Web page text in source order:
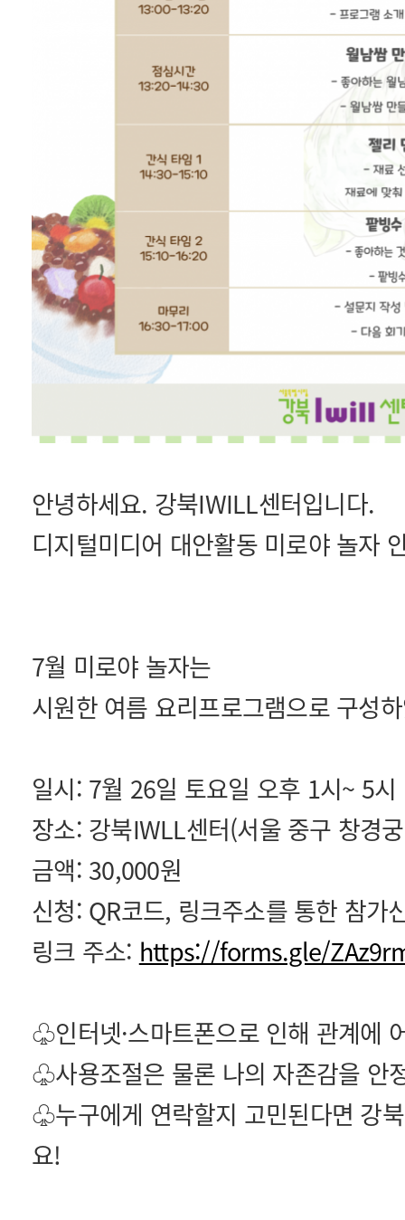
안녕하세요. 강북IWILL센터입니다.
디지털미디어 대안활동 미로야 놀자
7월 미로야 놀자는
시원한 여름 요리프로그램으로 구성
일시: 7월 26일 토요일 오후 1시~ 5시
장소: 강북IWLL센터(서울 중구 창경
금액: 30,000원
신청: QR코드, 링크주소를 통한 참가
링크 주소: https://forms.gle/
♧인터넷·스마트폰으로 인해 관계에
♧사용조절은 물론 나의 자존감을 안
♧누구에게 연락할지 고민된다면 강
요!